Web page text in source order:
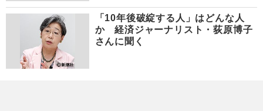
「10年後破綻する人」はどんな人
か 経済ジャーナリスト・荻原博子
さんに聞く